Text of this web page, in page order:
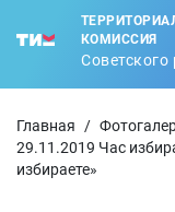
КОМИССИЯ
Советского
Главная /
29.11.2019 Час
избираете»